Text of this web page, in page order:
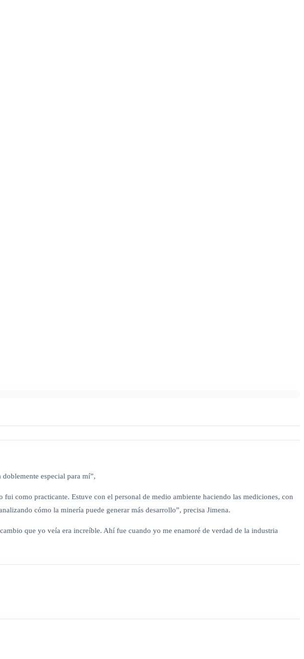
especial para mí”,
como practicante. Estuve con el personal de medio ambiente haciendo las mediciones, con
cómo la minería puede generar más desarrollo”, precisa Jimena.
que yo veía era increíble. Ahí fue cuando yo me enamoré de verdad de la industria